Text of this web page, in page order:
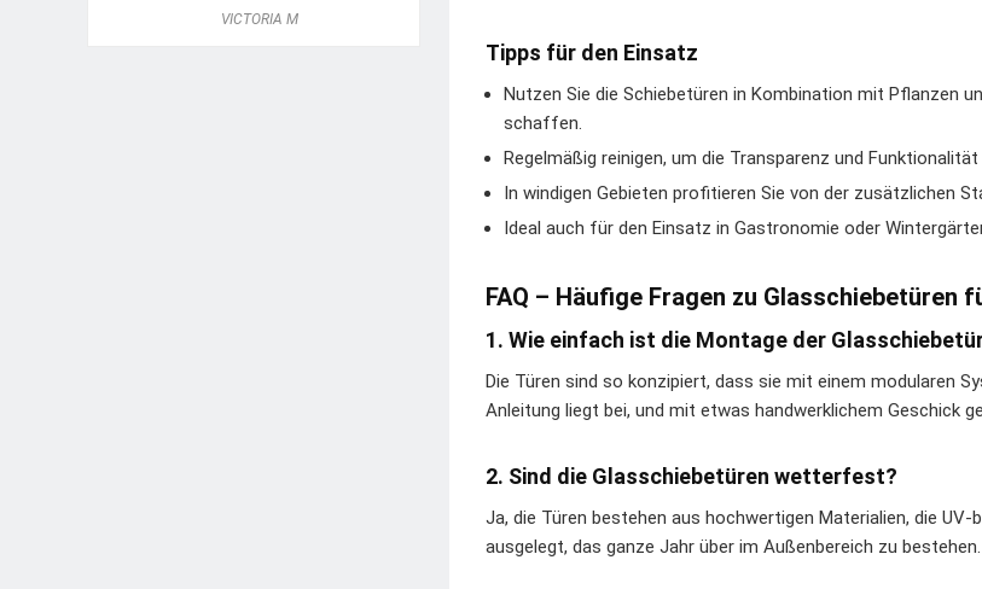
Tipps für den Einsatz
Nutzen Sie die Schiebetüren in Kombination mit Pflanzen
schaffen.
Regelmäßig reinigen, um die Transparenz und
In windigen Gebieten profitieren Sie von der zusätzlichen
Ideal auch für den Einsatz in Gastronomie oder
FAQ – Häufige Fragen zu Glasschiebetüren
1. Wie einfach ist die Montage der
Die Türen sind so konzipiert, dass sie mit einem modularen
Anleitung liegt bei, und mit etwas handwerklichem Geschick
2. Sind die Glasschiebetüren wetterfest?
Ja, die Türen bestehen aus hochwertigen Materialien, die
ausgelegt, das ganze Jahr über im Außenbereich zu bestehen.
VICTORIA M